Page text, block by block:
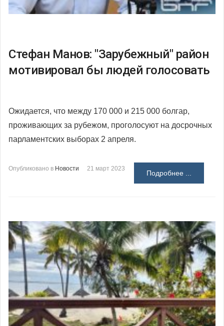
Стефан Манов: "Зарубежный" район
мотивировал бы людей голосовать
Ожидается, что между 170 000 и 215 000 болгар,
проживающих за рубежом, проголосуют на досрочных
парламентских выборах 2 апреля.
Опубликовано в Новости 21 март 2023
Подробнее ...